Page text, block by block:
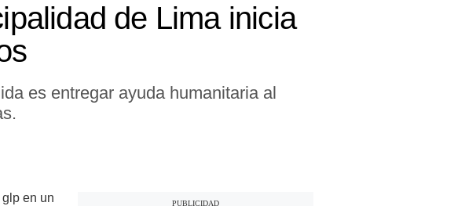
de Lima inicia
es entregar ayuda humanitaria al